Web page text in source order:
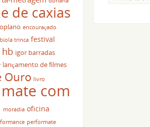
de caxias
encouraçado
trinca festival
igor barradas
lançamento de filmes
Ouro livro
mate com
moradia oficina
performate